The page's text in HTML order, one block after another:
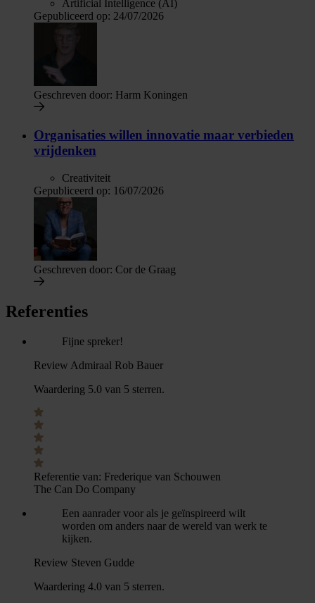
Artificial Intelligence (AI)
Gepubliceerd op: 24/07/2026
Geschreven door: Harm Koningen
Organisaties willen innovatie maar verbieden
vrijdenken
Creativiteit
Gepubliceerd op: 16/07/2026
Geschreven door: Cor de Graag
Referenties
Fijne spreker!
Review Admiraal Rob Bauer
Waardering 5.0 van 5 sterren.
Referentie van: Frederique van Schouwen
The Can Do Company
Een aanrader voor als je geïnspireerd wilt
worden om anders naar de wereld van werk te
kijken.
Review Steven Gudde
Waardering 4.0 van 5 sterren.